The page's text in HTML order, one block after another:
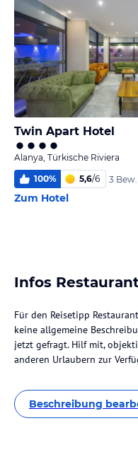
Twin Apart Hotel
Alanya, Türkische Riviera
100% 5,6/6 3 Bew.
Zum Hotel
Infos
Für den Reisetipp
keine allgemeine
jetzt gefragt. Hilf mit,
anderen Urlaubern zur
Beschreibung